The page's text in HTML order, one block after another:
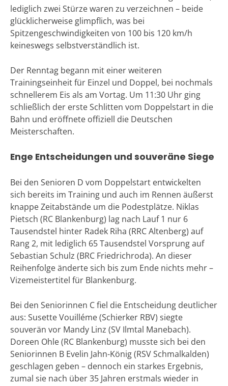
lediglich zwei Stürze waren zu verzeichnen – beide
glücklicherweise glimpflich, was bei
Spitzengeschwindigkeiten von 100 bis 120 km/h
keineswegs selbstverständlich ist.
Der Renntag begann mit einer weiteren
Trainingseinheit für Einzel und Doppel, bei nochmals
schnellerem Eis als am Vortag. Um 11:30 Uhr ging
schließlich der erste Schlitten vom Doppelstart in die
Bahn und eröffnete offiziell die Deutschen
Meisterschaften.
Enge Entscheidungen und souveräne Siege
Bei den Senioren D vom Doppelstart entwickelten
sich bereits im Training und auch im Rennen äußerst
knappe Zeitabstände um die Podestplätze. Niklas
Pietsch (RC Blankenburg) lag nach Lauf 1 nur 6
Tausendstel hinter Radek Riha (RRC Altenberg) auf
Rang 2, mit lediglich 65 Tausendstel Vorsprung auf
Sebastian Schulz (BRC Friedrichroda). An dieser
Reihenfolge änderte sich bis zum Ende nichts mehr –
Vizemeistertitel für Blankenburg.
Bei den Seniorinnen C fiel die Entscheidung deutlicher
aus: Susette Vouilléme (Schierker RBV) siegte
souverän vor Mandy Linz (SV Ilmtal Manebach).
Doreen Ohle (RC Blankenburg) musste sich bei den
Seniorinnen B Evelin Jahn-König (RSV Schmalkalden)
geschlagen geben – dennoch ein starkes Ergebnis,
zumal sie nach über 35 Jahren erstmals wieder in